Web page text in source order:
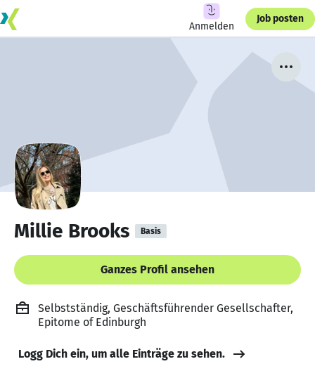
Anmelden
Job posten
Millie Brooks Basis
Ganzes Profil ansehen
Selbstständig, Geschäftsführender Gesellschafter,
Epitome of Edinburgh
Logg Dich ein, um alle Einträge zu sehen.